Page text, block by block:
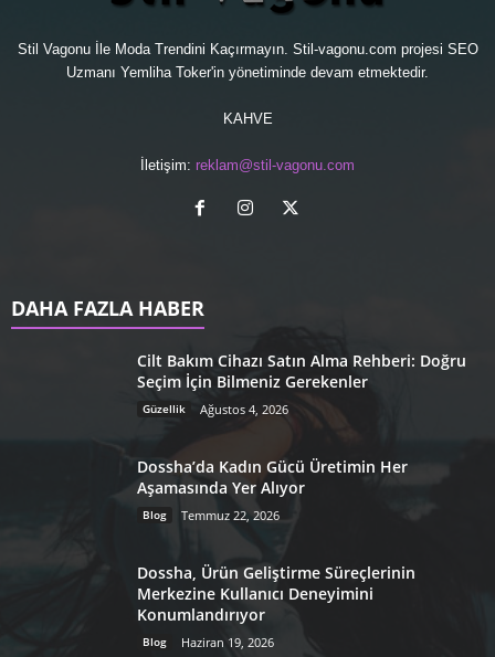
Stil Vagonu İle Moda Trendini Kaçırmayın. Stil-vagonu.com projesi SEO
Uzmanı Yemliha Toker'in yönetiminde devam etmektedir.
KAHVE
İletişim: reklam@stil-vagonu.com
DAHA FAZLA HABER
Cilt Bakım Cihazı Satın Alma Rehberi: Doğru
Seçim İçin Bilmeniz Gerekenler
Güzellik Ağustos 4, 2026
Dossha’da Kadın Gücü Üretimin Her
Aşamasında Yer Alıyor
Blog Temmuz 22, 2026
Dossha, Ürün Geliştirme Süreçlerinin
Merkezine Kullanıcı Deneyimini
Konumlandırıyor
Blog Haziran 19, 2026